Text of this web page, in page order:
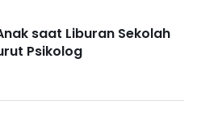
saat Liburan Sekolah
Psikolog